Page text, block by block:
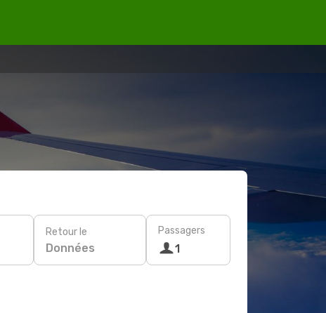
Retour le
Données
Passagers
1